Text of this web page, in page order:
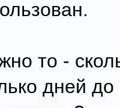
то -
дней